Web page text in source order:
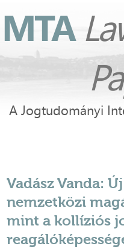
MTA
A Jogtudományi
Vadász Vanda:
nemzetközi
mint a kollíziós